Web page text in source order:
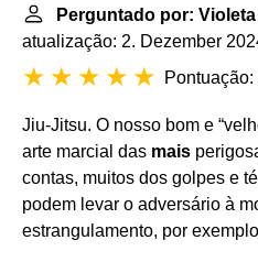
Perguntado por:
atualização: 2. Dezember
Pontuação:
Jiu-Jitsu. O nosso bom e
arte marcial das mais
contas, muitos dos golpes e
podem levar o adversário à
estrangulamento, por